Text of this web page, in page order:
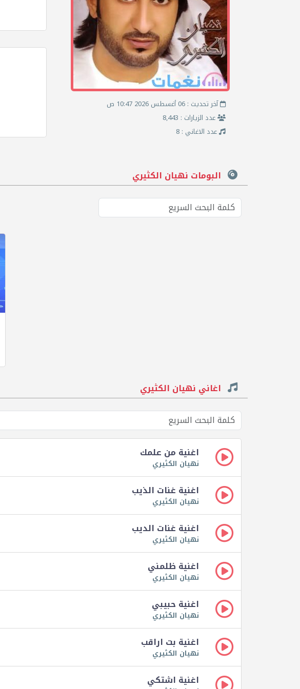
آخر تحديث : 06 أغسطس 2026 10:47 ص
عدد الزيارات : 8,443
عدد الاغاني : 8
البومات نهيان الكثيري
اغاني نهيان الكثيري
اغنية من علمك
نهيان الكثيري
اغنية غنات الذيب
نهيان الكثيري
اغنية غنات الديب
نهيان الكثيري
اغنية ظلمني
نهيان الكثيري
اغنية حبيبي
نهيان الكثيري
اغنية بت اراقب
نهيان الكثيري
اغنية اشتكي